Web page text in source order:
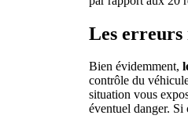
Les erreurs
Bien évidemment,
contrôle du
situation vous
éventuel danger. Si